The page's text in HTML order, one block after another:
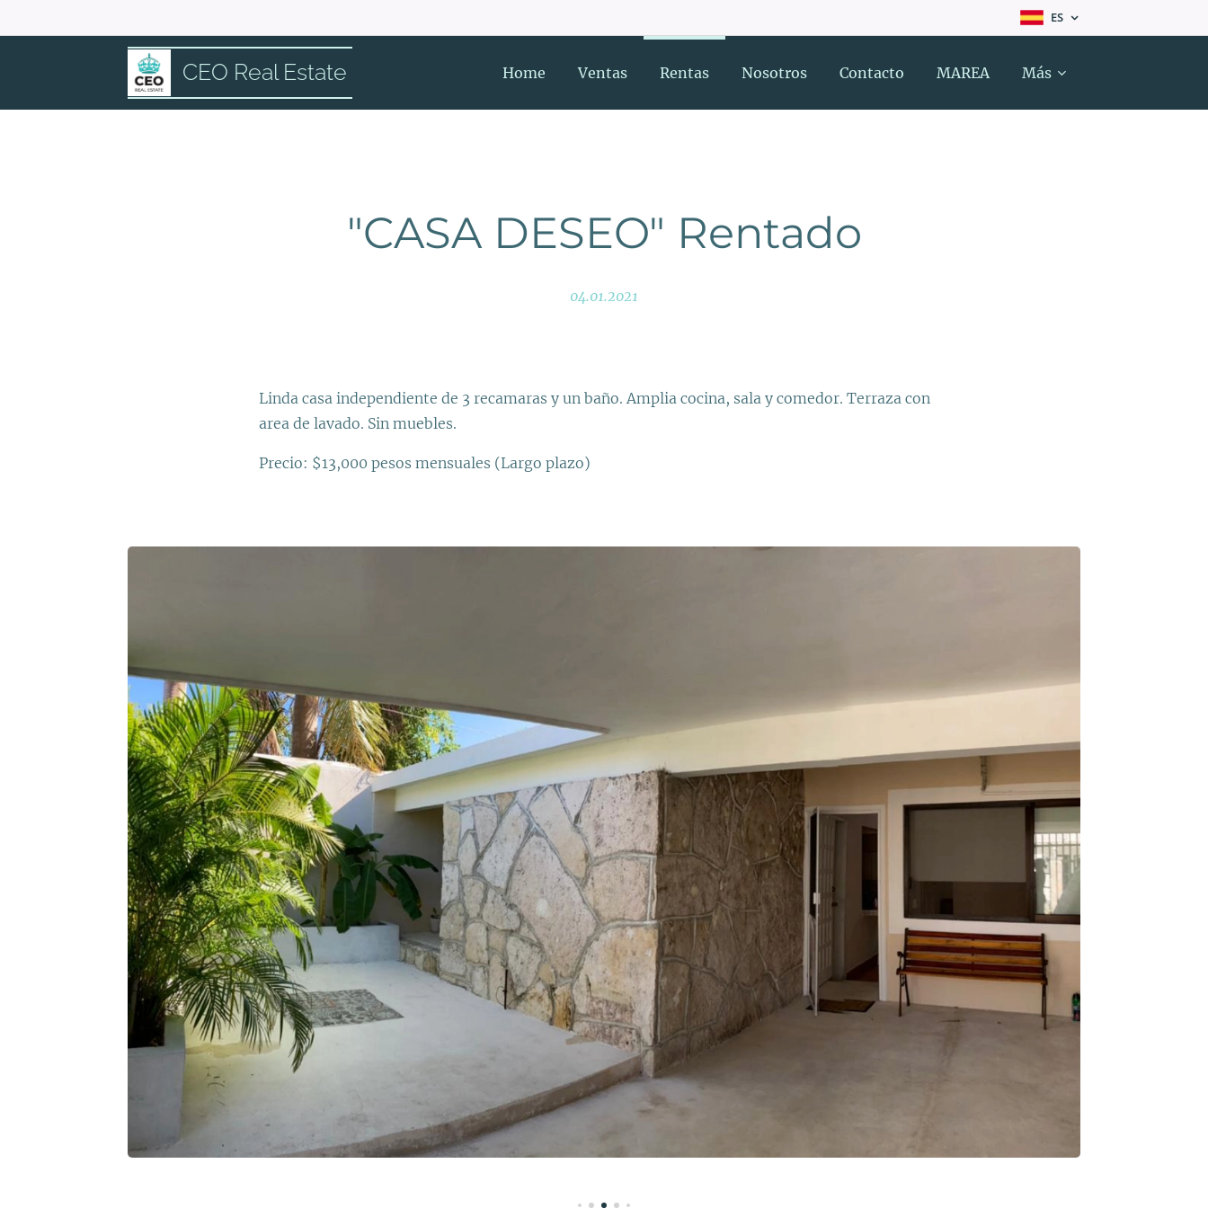
ES
CEO Real Estate Home Ventas Rentas Nosotros Contacto MAREA Más
"CASA DESEO" Rentado
04.01.2021
Linda casa independiente de 3 recamaras y un baño. Amplia cocina, sala y comedor. Terraza con
area de lavado. Sin muebles.
Precio: $13,000 pesos mensuales (Largo plazo)